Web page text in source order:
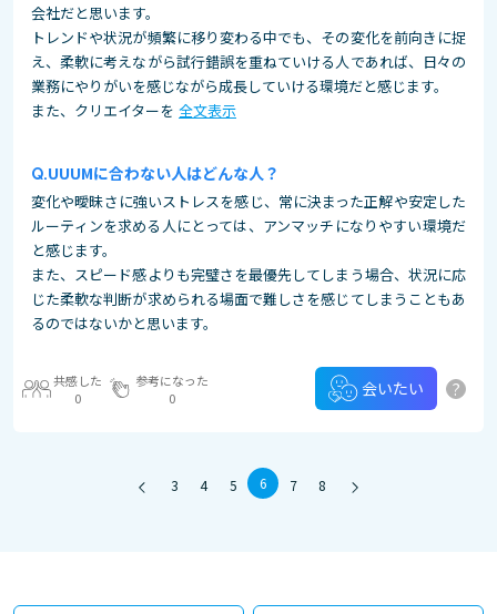
会社だと思います。
トレンドや状況が頻繁に移り変わる中でも、その変化を前向きに捉
え、柔軟に考えながら試行錯誤を重ねていける人であれば、日々の
業務にやりがいを感じながら成長していける環境だと感じます。
また、クリエイターを 全文表示
UUUMに合わない人はどんな人？
変化や曖昧さに強いストレスを感じ、常に決まった正解や安定した
ルーティンを求める人にとっては、アンマッチになりやすい環境だ
と感じます。
また、スピード感よりも完璧さを最優先してしまう場合、状況に応
じた柔軟な判断が求められる場面で難しさを感じてしまうこともあ
るのではないかと思います。
共感した
0
参考になった
0
会いたい ?
3 4 5 6 7 8